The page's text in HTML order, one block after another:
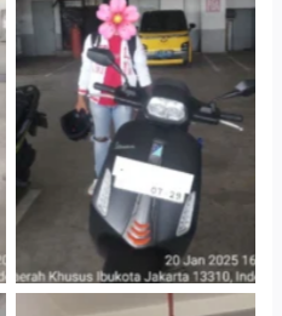
Cityplaza Jatinegara
Gedung Parkir P6A